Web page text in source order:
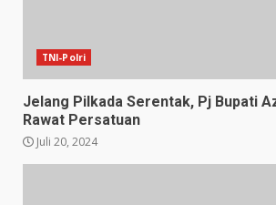
TNI-Polri
Jelang Pilkada Serentak, Pj Bupati
Rawat Persatuan
Juli 20, 2024